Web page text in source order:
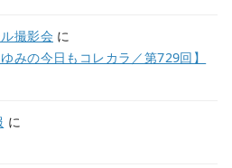
撮影会 に
みの今日もコレカラ／第729回】
に